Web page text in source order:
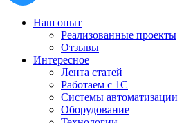
Наш опыт
Реализованные проекты
Отзывы
Интересное
Лента статей
Работаем с 1С
Системы автоматизации
Оборудование